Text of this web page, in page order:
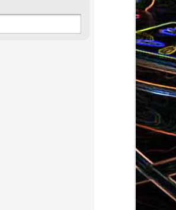
Quiche sans pâte au chorizo
et aux pommes de terre
Pizza aux pommes de terre et
aux tomates séchées